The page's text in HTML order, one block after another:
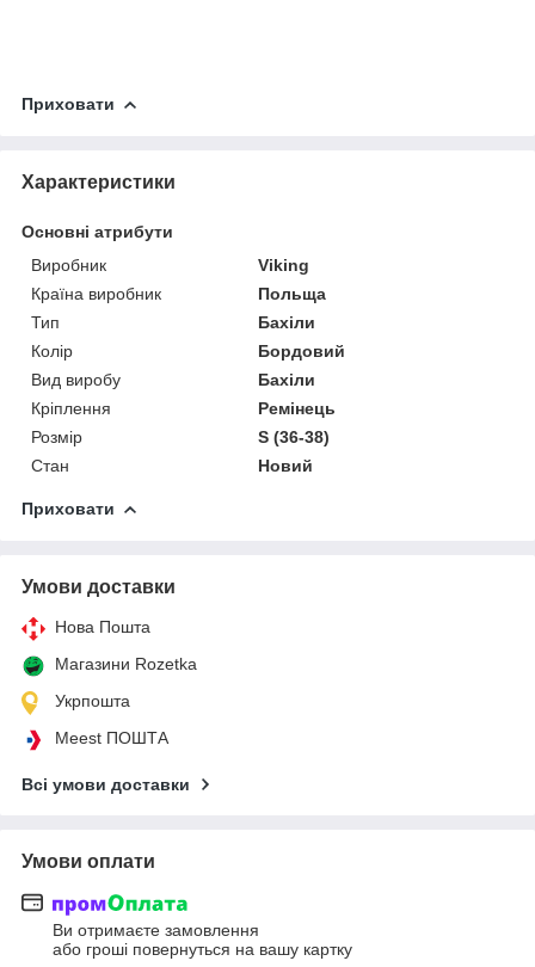
Приховати
Характеристики
Основні атрибути
Виробник
Viking
Країна виробник
Польща
Тип
Бахіли
Колір
Бордовий
Вид виробу
Бахіли
Кріплення
Ремінець
Розмір
S (36-38)
Стан
Новий
Приховати
Умови доставки
Нова Пошта
Магазини Rozetka
Укрпошта
Meest ПОШТА
Всі умови доставки
Умови оплати
Ви отримаєте замовлення
або гроші повернуться на вашу картку